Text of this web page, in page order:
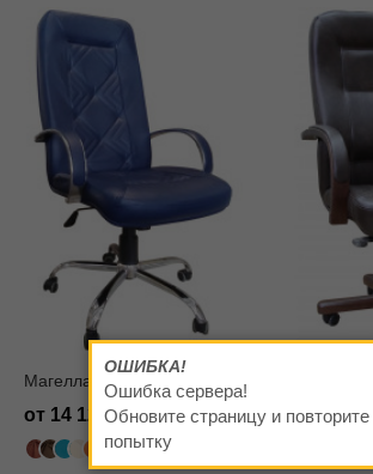
Магеллан Хром
от 14 120
502 цвета
от 19 530
ОШИБКА!
Ошибка сервера!
Обновите страницу и повторите
попытку